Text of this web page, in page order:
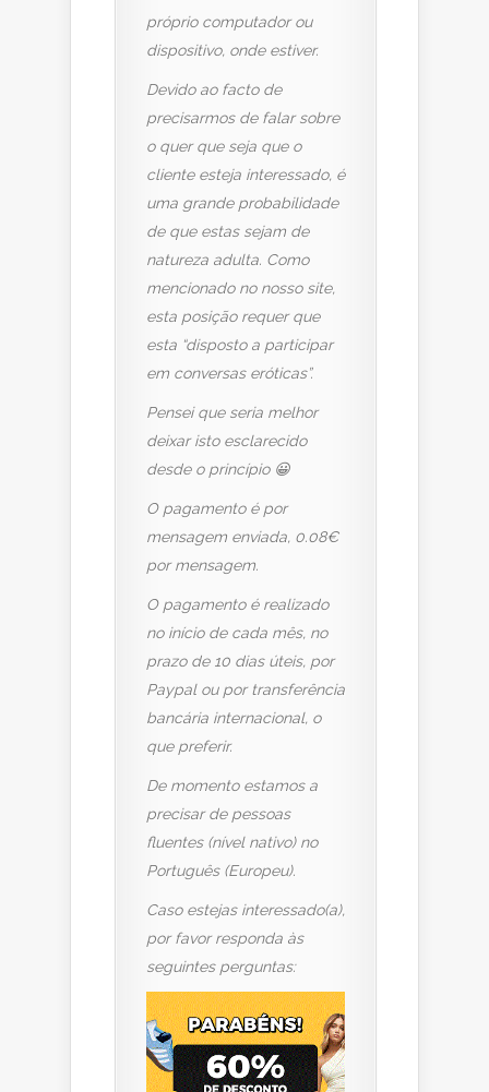
próprio computador ou
dispositivo, onde estiver.
Devido ao facto de
precisarmos de falar sobre
o quer que seja que o
cliente esteja interessado, é
uma grande probabilidade
de que estas sejam de
natureza adulta. Como
mencionado no nosso site,
esta posição requer que
esta “disposto a participar
em conversas eróticas”.
Pensei que seria melhor
deixar isto esclarecido
desde o princípio 😀
O pagamento é por
mensagem enviada, 0.08€
por mensagem.
O pagamento é realizado
no início de cada mês, no
prazo de 10 dias úteis, por
Paypal ou por transferência
bancária internacional, o
que preferir.
De momento estamos a
precisar de pessoas
fluentes (nível nativo) no
Português (Europeu).
Caso estejas interessado(a),
por favor responda às
seguintes perguntas: